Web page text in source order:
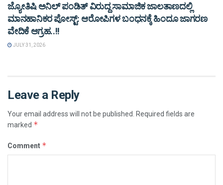
ಜ್ಯೋತಿಷಿ ಅನಿಲ್ ಪಂಡಿತ್ ವಿರುದ್ದ ಸಾಮಾಜಿಕ ಜಾಲತಾಣದಲ್ಲಿ
ಮಾನಹಾನಿಕರ ಪೋಸ್ಟ್: ಆರೋಪಿಗಳ ಬಂಧನಕ್ಕೆ ಹಿಂದೂ ಜಾಗರಣ
ವೇದಿಕೆ ಆಗ್ರಹ..!!
JULY 31, 2026
Leave a Reply
Your email address will not be published.
Required fields are
marked *
Comment *